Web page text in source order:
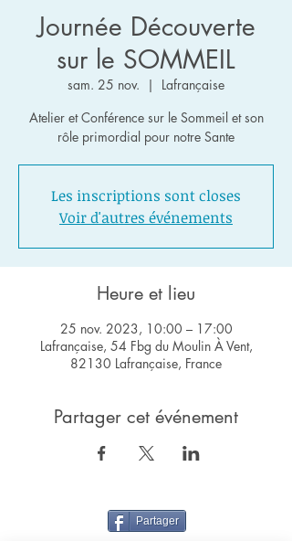
Journée Découverte
sur le SOMMEIL
sam. 25 nov.
  |
Lafrançaise
Atelier et Conférence sur le Sommeil et son
rôle primordial pour notre Sante
Les inscriptions sont closes
Voir d'autres événements
Heure et lieu
25 nov. 2023, 10:00 – 17:00
Lafrançaise, 54 Fbg du Moulin À Vent,
82130 Lafrançaise, France
Partager cet événement
Partager